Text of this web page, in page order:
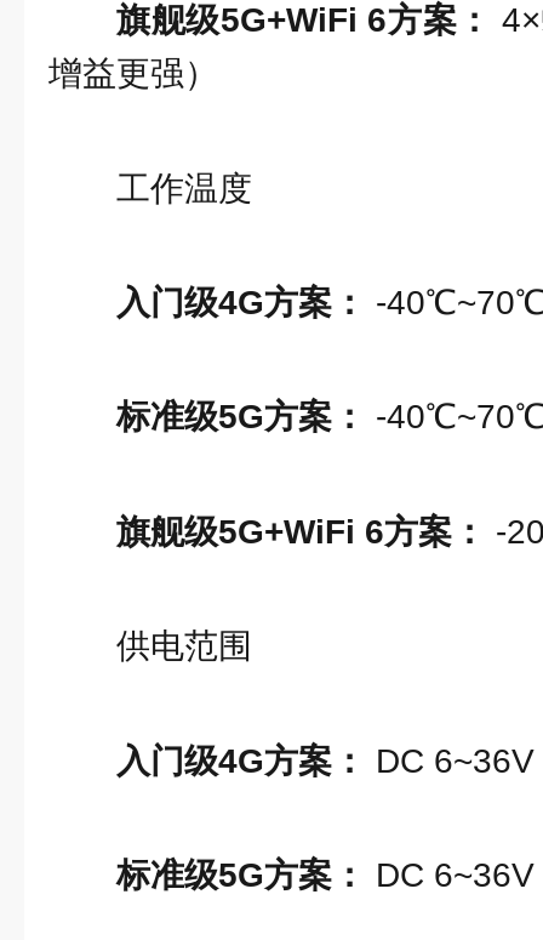
旗舰级5G+WiFi 6方案：
增益更强）
工作温度
入门级4G方案： -
标准级5G方案： -
旗舰级5G+WiFi 6方案： -
供电范围
入门级4G方案： DC 6~36V
标准级5G方案： DC 6~36V